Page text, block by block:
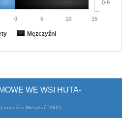
Mężczyźni
0-9
0 5 10 15
WE WSI HUTA-
i Mieszkań 2002)